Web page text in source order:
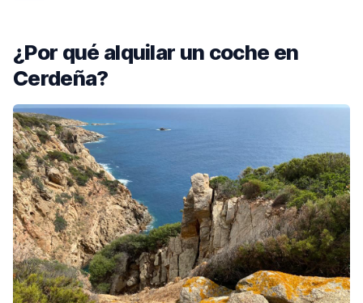
¿Por qué alquilar un coche en
Cerdeña?